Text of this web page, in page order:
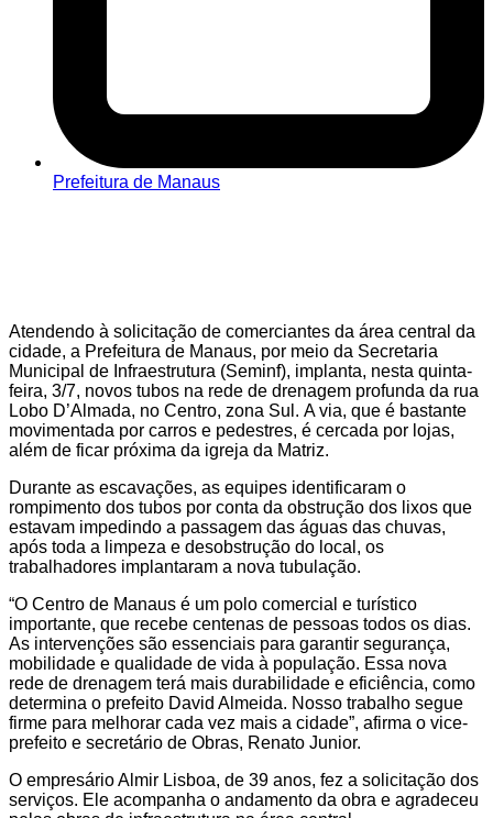
Prefeitura de Manaus
Atendendo à solicitação de comerciantes da área central da
cidade, a Prefeitura de Manaus, por meio da Secretaria
Municipal de Infraestrutura (Seminf), implanta, nesta quinta-
feira, 3/7, novos tubos na rede de drenagem profunda da rua
Lobo D’Almada, no Centro, zona Sul. A via, que é bastante
movimentada por carros e pedestres, é cercada por lojas,
além de ficar próxima da igreja da Matriz.
Durante as escavações, as equipes identificaram o
rompimento dos tubos por conta da obstrução dos lixos que
estavam impedindo a passagem das águas das chuvas,
após toda a limpeza e desobstrução do local, os
trabalhadores implantaram a nova tubulação.
“O Centro de Manaus é um polo comercial e turístico
importante, que recebe centenas de pessoas todos os dias.
As intervenções são essenciais para garantir segurança,
mobilidade e qualidade de vida à população. Essa nova
rede de drenagem terá mais durabilidade e eficiência, como
determina o prefeito David Almeida. Nosso trabalho segue
firme para melhorar cada vez mais a cidade”, afirma o vice-
prefeito e secretário de Obras, Renato Junior.
O empresário Almir Lisboa, de 39 anos, fez a solicitação dos
serviços. Ele acompanha o andamento da obra e agradeceu